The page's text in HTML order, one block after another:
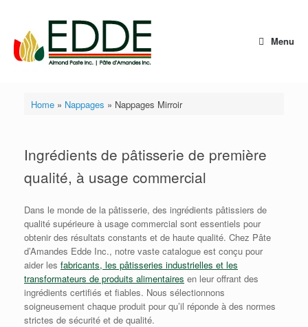
content
Menu
Home» Nappages » Nappages Mirroir
Ingrédients de pâtisserie de première
qualité, à usage commercial
Dans le monde de la pâtisserie, des ingrédients pâtissiers de
qualité supérieure à usage commercial sont essentiels pour
obtenir des résultats constants et de haute qualité. Chez Pâte
d’Amandes Edde Inc., notre vaste catalogue est conçu pour
aider les fabricants, les pâtisseries industrielles et les
transformateurs de produits alimentaires en leur offrant des
ingrédients certifiés et fiables. Nous sélectionnons
soigneusement chaque produit pour qu’il réponde à des normes
strictes de sécurité et de qualité.